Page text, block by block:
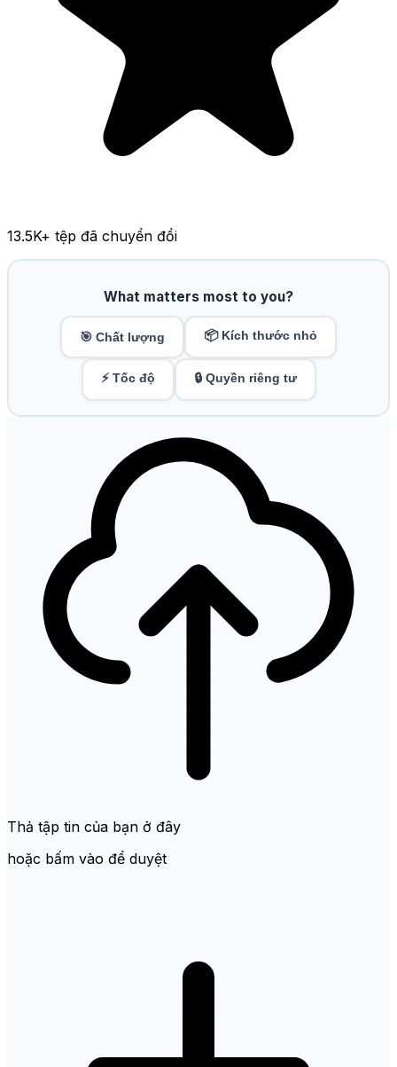
13.5K+ tệp đã chuyển đổi
What matters most to you?
🎯 Chất lượng 📦 Kích thước nhỏ
⚡ Tốc độ 🔒 Quyền riêng tư
Thả tập tin của bạn ở đây
hoặc bấm vào để duyệt